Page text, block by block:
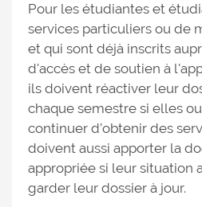
Pour les étudiantes et
services particuliers ou de
et qui sont déjà inscrits
d'accès et de soutien à
ils doivent réactiver leur
chaque semestre si elles
continuer d’obtenir des
doivent aussi apporter la
appropriée si leur situation
garder leur dossier à jour.